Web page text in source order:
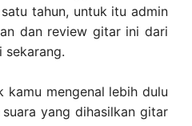
tahun, untuk itu admin
dan review gitar ini dari
sekarang.
kamu mengenal lebih dulu
yang dihasilkan gitar